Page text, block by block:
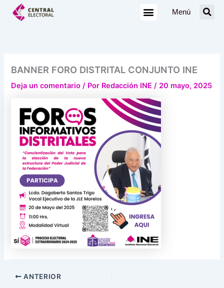
Menú
BANNER FORO DISTRITAL CONJUNTO INE
Deja un comentario / Por Redacción INE/ 20 mayo, 2025
ANTERIOR